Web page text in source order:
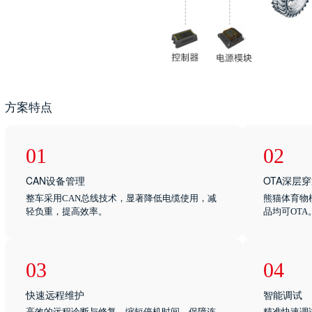
方案特点
01
CAN设备管理
整车采用CAN总线技术，显著降低电缆使用，减
轻负重，提高效率。
02
OTA深层
熊猫体育物
品均可OTA
03
快速远程维护
04
智能调试